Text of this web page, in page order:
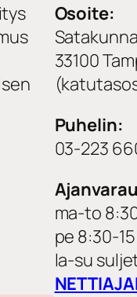
Osoite:
33100
Puhelin:
03-223
ma-to
pe 8:30-15
la-su